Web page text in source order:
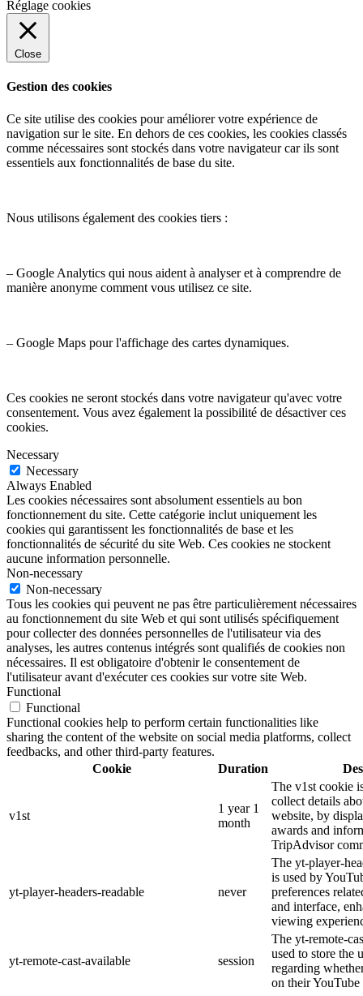
Réglage cookies
Close
Gestion des cookies
Ce site utilise des cookies pour améliorer votre expérience de
navigation sur le site. En dehors de ces cookies, les cookies classés
comme nécessaires sont stockés dans votre navigateur car ils sont
essentiels aux fonctionnalités de base du site.
Nous utilisons également des cookies tiers :
– Google Analytics qui nous aident à analyser et à comprendre de
manière anonyme comment vous utilisez ce site.
– Google Maps pour l'affichage des cartes dynamiques.
Ces cookies ne seront stockés dans votre navigateur qu'avec votre
consentement. Vous avez également la possibilité de désactiver ces
cookies.
Necessary
Necessary
Always Enabled
Les cookies nécessaires sont absolument essentiels au bon
fonctionnement du site. Cette catégorie inclut uniquement les
cookies qui garantissent les fonctionnalités de base et les
fonctionnalités de sécurité du site Web. Ces cookies ne stockent
aucune information personnelle.
Non-necessary
Non-necessary
Tous les cookies qui peuvent ne pas être particulièrement nécessaires
au fonctionnement du site Web et qui sont utilisés spécifiquement
pour collecter des données personnelles de l'utilisateur via des
analyses, les autres contenus intégrés sont qualifiés de cookies non
nécessaires. Il est obligatoire d'obtenir le consentement de
l'utilisateur avant d'exécuter ces cookies sur votre site Web.
Functional
Functional
Functional cookies help to perform certain functionalities like
sharing the content of the website on social media platforms, collect
feedbacks, and other third-party features.
Cookie
Duration
v1st
1 year 1
month
The v1st cookie
collect details
website, by
awards and
TripAdvisor
yt-player-headers-readable never
The yt-player-
is used by
preferences
and interface,
viewing
yt-remote-cast-available session
The yt-remote-
used to store the
regarding
on their